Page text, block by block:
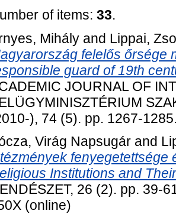
of items: 33.
Mihály and Lippai,
felelős őrsége
guard of 19th
JOURNAL OF
), 74 (5). pp. 1267-
Virág Napsugár and
fenyegetettsége
Institutions and
26 (2). pp. 39-
(online)